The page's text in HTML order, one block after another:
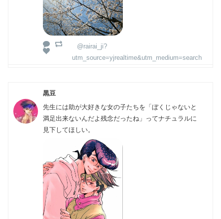
@rairai_ji?
utm_source=yjrealtime&utm_medium=search
黒豆
先生には助が大好きな女の子たちを「ぼくじゃないと
満足出来ないんだよ残念だったね」ってナチュラルに
見下してほしい。